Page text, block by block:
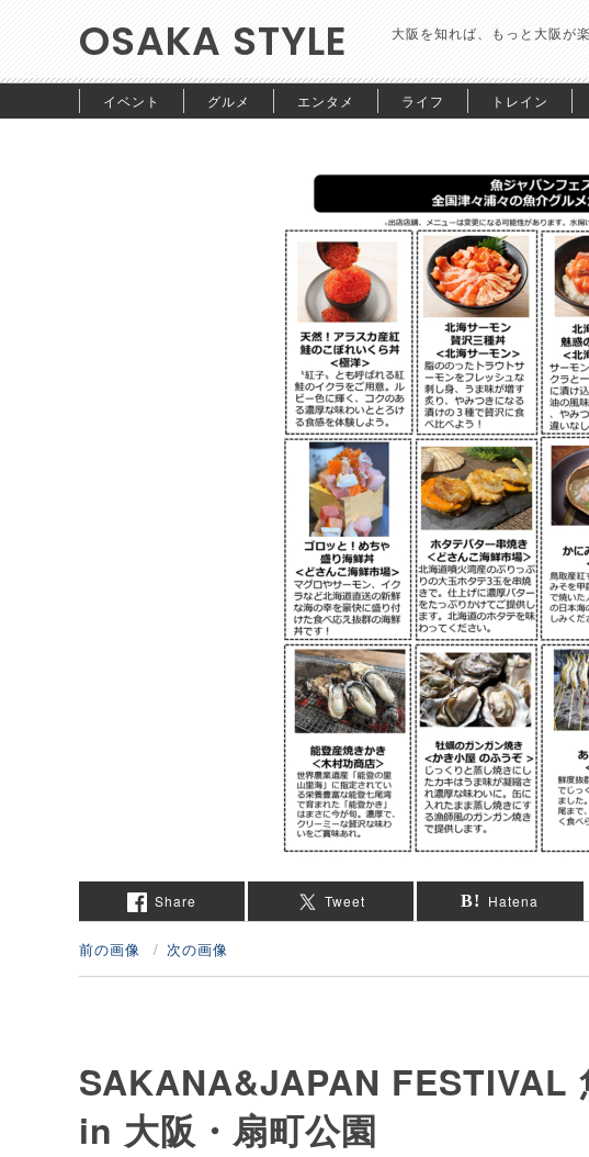
OSAKA STYLE 大阪を知れば、もっと大阪が
イベント グルメ エンタメ ライフ トレイン
Share Tweet Hatena
前の画像 次の画像
SAKANA&JAPAN FESTIVAL
in 大阪・扇町公園